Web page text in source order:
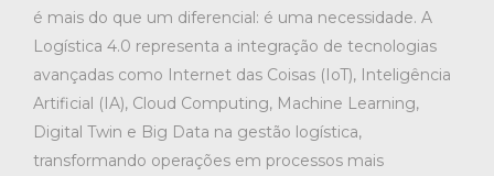
é mais do que um diferencial: é uma necessidade. A
Logística 4.0 representa a integração de tecnologias
avançadas como Internet das Coisas (IoT), Inteligência
Artificial (IA), Cloud Computing, Machine Learning,
Digital Twin e Big Data na gestão logística,
transformando operações em processos mais